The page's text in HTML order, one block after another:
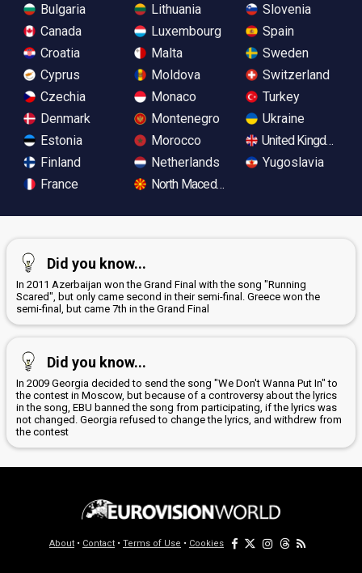
Bulgaria
Canada
Croatia
Cyprus
Czechia
Denmark
Estonia
Finland
France
Lithuania
Luxembourg
Malta
Moldova
Monaco
Montenegro
Morocco
Netherlands
North Macedonia
Slovenia
Spain
Sweden
Switzerland
Turkey
Ukraine
United Kingdom
Yugoslavia
Did you know...
In 2011 Azerbaijan won the Grand Final with the song "Running
Scared", but only came second in their semi-final. Greece won the
semi-final, but came 7th in the Grand Final
Did you know...
In 2009 Georgia decided to send the song "We Don't Wanna Put In" to
the contest in Moscow, but because of a controversy about the lyrics
in the song, EBU banned the song from participating, if the lyrics was
not changed. Georgia refused to change the lyrics, and withdrew from
the contest
About • Contact • Terms of Use • Cookies